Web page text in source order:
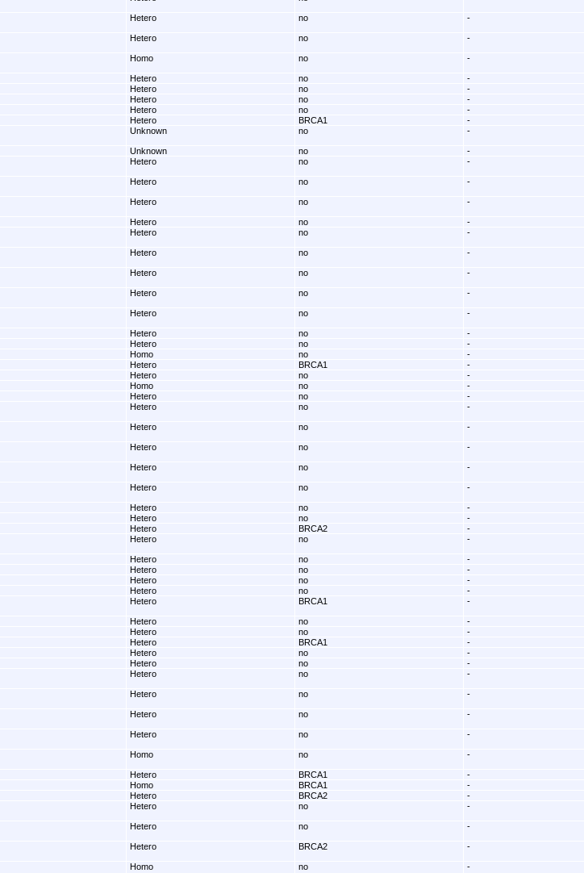
Hetero no -
Hetero no -
Homo no -
Hetero no
-
Hetero no
-
Hetero no
-
Hetero no
-
Hetero BRCA1
-
Unknown no -
Unknown no
-
Hetero no -
Hetero no -
Hetero no -
Hetero no
-
Hetero no -
Hetero no -
Hetero no -
Hetero no -
Hetero no -
Hetero no
-
Hetero no
-
Homo no
-
Hetero BRCA1
-
Hetero no
-
Homo no
-
Hetero no
-
Hetero no -
Hetero no -
Hetero no -
Hetero no -
Hetero no -
Hetero no
-
Hetero no
-
Hetero BRCA2
-
Hetero no -
Hetero no
-
Hetero no
-
Hetero no
-
Hetero no
-
Hetero BRCA1 -
Hetero no
-
Hetero no
-
Hetero BRCA1
-
Hetero no
-
Hetero no
-
Hetero no -
Hetero no -
Hetero no -
Hetero no -
Homo no -
Hetero BRCA1
-
Homo BRCA1
-
Hetero BRCA2
-
Hetero no -
Hetero no -
Hetero BRCA2 -
Homo no -